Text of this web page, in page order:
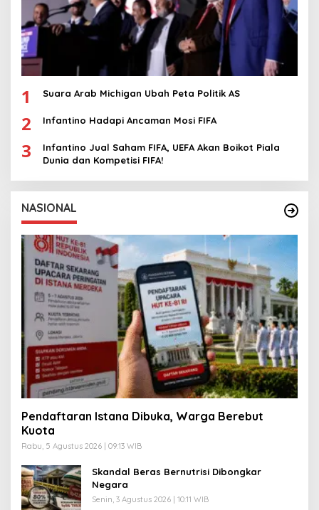
1 Suara Arab Michigan Ubah Peta Politik AS
2 Infantino Hadapi Ancaman Mosi FIFA
3
Infantino Jual Saham FIFA, UEFA Akan Boikot Piala
Dunia dan Kompetisi FIFA!
NASIONAL
Pendaftaran Istana Dibuka, Warga Berebut
Kuota
Rabu, 5 Agustus 2026 | 09:13 WIB
Skandal Beras Bernutrisi Dibongkar
Negara
Senin, 3 Agustus 2026 | 10:11 WIB